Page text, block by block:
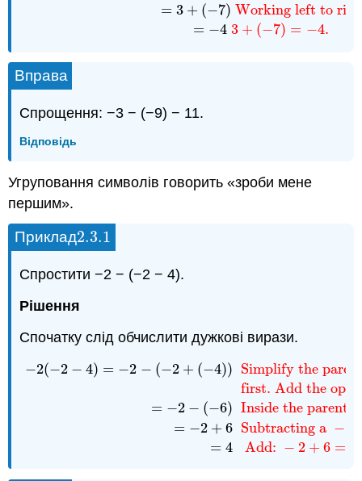
= 3 + (−7)
= −4
Working left to
3 + (−7) = −4.
Вправа
Спрощення: −3 − (−9) − 11.
Відповідь
Угруповання символів говорить «зроби мене
першим».
Приклад2.3.1
2.3.1
Спростити −2 − (−2 − 4).
Рішення
Спочатку слід обчислити дужкові вирази.
−2(−2 − 4) = −2 − (−2 + (−4))
= −2 − (−6)
= −2 + 6
= 4
Simplify the
first. Add the
Inside the
Subtracting a −
Add: − 2 + 6 =
−2(−2−4)=− 2− (−2 +(−4)) Simplify the parenthetical